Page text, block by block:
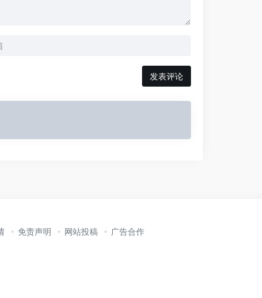
发表评论
免责声明 网站投稿 广告合作